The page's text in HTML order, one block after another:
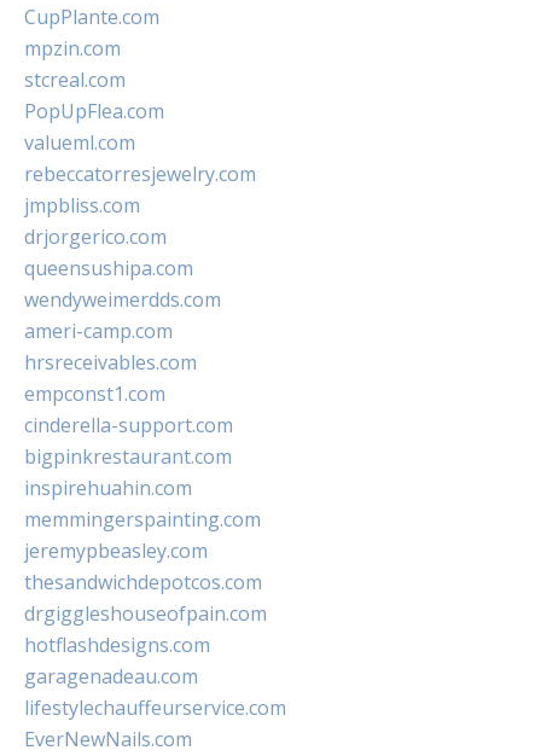
CupPlante.com
mpzin.com
stcreal.com
PopUpFlea.com
valueml.com
rebeccatorresjewelry.com
jmpbliss.com
drjorgerico.com
queensushipa.com
wendyweimerdds.com
ameri-camp.com
hrsreceivables.com
empconst1.com
cinderella-support.com
bigpinkrestaurant.com
inspirehuahin.com
memmingerspainting.com
jeremypbeasley.com
thesandwichdepotcos.com
drgiggleshouseofpain.com
hotflashdesigns.com
garagenadeau.com
lifestylechauffeurservice.com
EverNewNails.com